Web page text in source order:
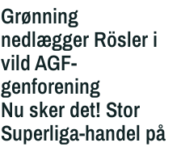
Grønning
nedlægger Rösler i
vild AGF-
genforening
Nu sker det! Stor
Superliga-handel på